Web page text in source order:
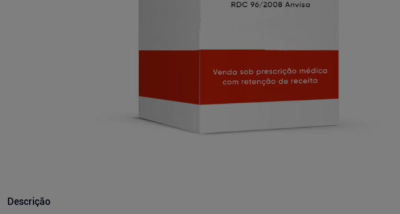
Descrição